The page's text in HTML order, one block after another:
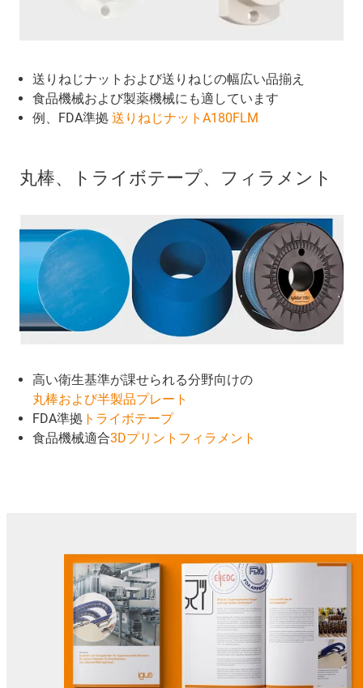
送りねじナットおよび送りねじの幅広い品揃え
食品機械および製薬機械にも適しています
例、FDA準拠 送りねじナットA180FLM
丸棒、トライボテープ、フィラメント
高い衛生基準が課せられる分野向けの
丸棒および半製品プレート
FDA準拠 トライボテープ
食品機械適合3Dプリントフィラメント